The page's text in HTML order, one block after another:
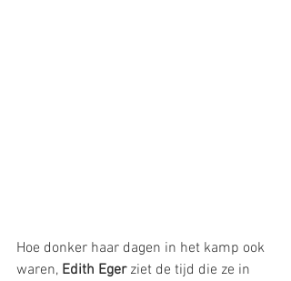
Hoe donker haar dagen in het kamp ook
waren, Edith Eger ziet de tijd die ze in